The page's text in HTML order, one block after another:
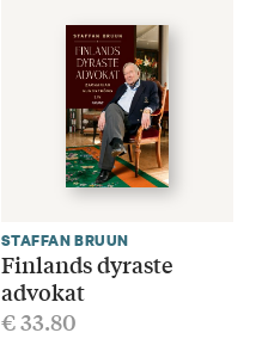
STAFFAN BRUUN
Finlands dyraste
advokat
€33.80